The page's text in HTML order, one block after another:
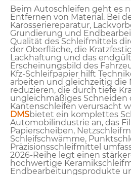
Beim Autoschleifen geht es
Entfernen von Material. Bei
Karosseriereparatur,
Grundierung und
Qualität des Schleifmittels
der Oberfläche, die
Lackhaftung und das
Erscheinungsbild des
Kfz-Schleifpapier hilft
arbeiten und gleichzeitig die
reduzieren, die durch tiefe
ungleichmäßiges Schneiden
Kantenschleifen verursacht
DMSbietet ein komplettes
Automobilindustrie an, das
Papierscheiben,
Schleifschwämme,
Präzisionsschleifmittel
2026-Reihe legt einen
hochwertige
Endbearbeitungsprodukte